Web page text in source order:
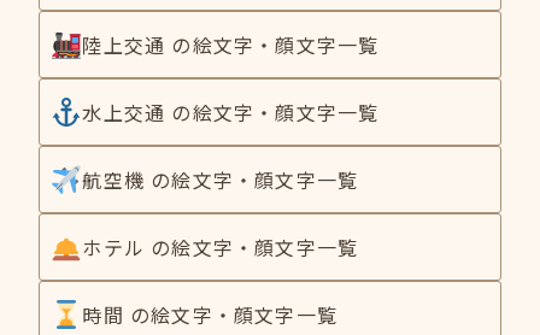
陸上交通 の絵文字・顔文字一覧
水上交通 の絵文字・顔文字一覧
航空機 の絵文字・顔文字一覧
ホテル の絵文字・顔文字一覧
時間 の絵文字・顔文字一覧